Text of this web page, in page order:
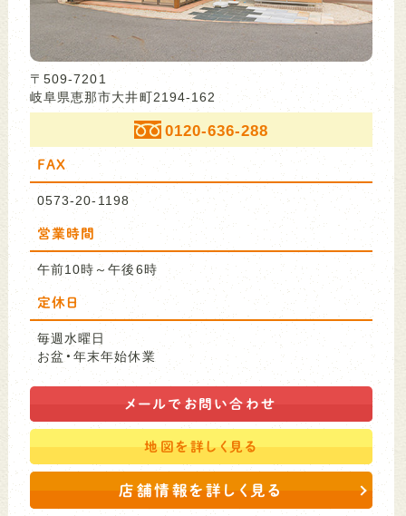
〒509-7201
岐阜県恵那市大井町2194-162
0120-636-288
FAX
0573-20-1198
営業時間
午前10時～午後6時
定休日
毎週水曜日
お盆・年末年始休業
メールで お問い合わせ
地図を詳しく見る
店舗情報を詳しく見る